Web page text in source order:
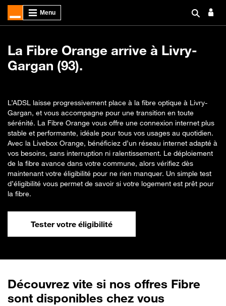
La Fibre Orange arrive à Livry-
Gargan (93).
L’ADSL laisse progressivement place à la fibre optique à Livry-
Gargan, et vous accompagne pour une transition en toute
sérénité. La Fibre Orange vous offre une connexion internet plus
stable et performante, idéale pour tous vos usages au quotidien.
Avec la Livebox Orange, bénéficiez d’un réseau internet adapté à
vos besoins, sans interruption ni ralentissement. Le déploiement
de la fibre avance dans votre commune, alors vérifiez dès
maintenant votre éligibilité pour ne rien manquer. Un simple test
d’éligibilité vous permet de savoir si votre logement est prêt pour
la fibre.
Tester votre éligibilité
Découvrez vite si nos offres Fibre
sont disponibles chez vous